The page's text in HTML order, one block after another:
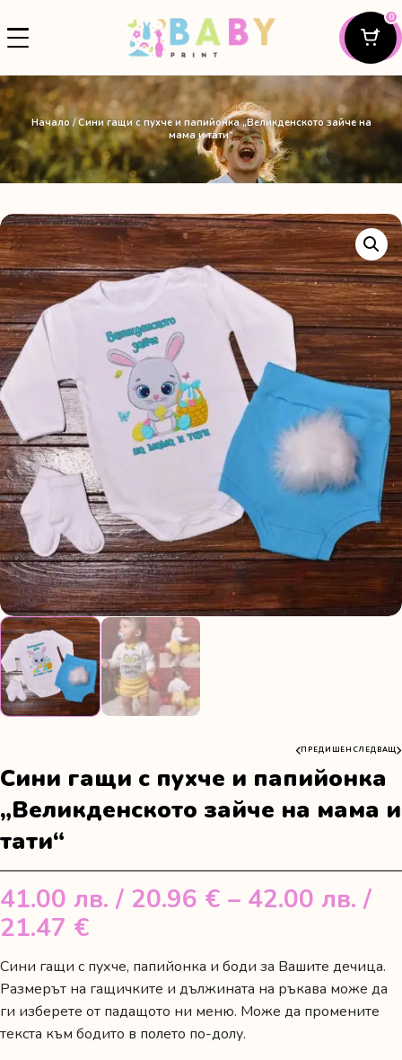
0
Начало/ Сини гащи с пухче и папийонка „Великденското зайче на
мама и тати“
ПРЕДИШЕН СЛЕДВАЩ
Сини гащи с пухче и папийонка
„Великденското зайче на мама и
тати“
41.00 лв. / 20.96 € – 42.00 лв. /
21.47 €
range:
41.00 лв.
/
20.96 €
Сини гащи с пухче, папийонка и боди за Вашите дечица.
Размерът на гащичките и дължината на ръкава може да
ги изберете от падащото ни меню. Може да промените
текста към бодито в полето по-долу.